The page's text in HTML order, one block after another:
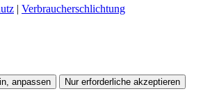
| Verbraucherschlichtung
anpassen Nur erforderliche akzeptieren